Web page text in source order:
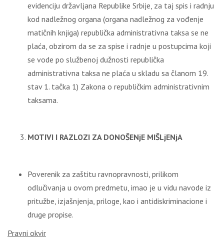
evidenciju državljana Republike Srbije, za taj spis i radnju
kod nadležnog organa (organa nadležnog za vođenje
matičnih knjiga) republička administrativna taksa se ne
plaća, obzirom da se za spise i radnje u postupcima koji
se vode po službenoj dužnosti republička
administrativna taksa ne plaća u skladu sa članom 19.
stav 1. tačka 1) Zakona o republičkim administrativnim
taksama.
MOTIVI I RAZLOZI ZA DONOŠENjE MIŠLjENjA
Poverenik za zaštitu ravnopravnosti, prilikom
odlučivanja u ovom predmetu, imao je u vidu navode iz
pritužbe, izjašnjenja, priloge, kao i antidiskriminacione i
druge propise.
Pravni okvir